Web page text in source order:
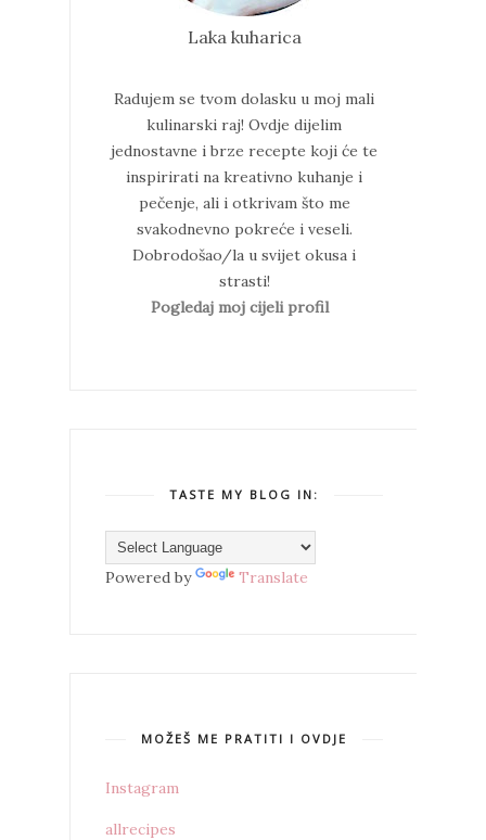
Laka kuharica
Radujem se tvom dolasku u moj mali
kulinarski raj! Ovdje dijelim
jednostavne i brze recepte koji će te
inspirirati na kreativno kuhanje i
pečenje, ali i otkrivam što me
svakodnevno pokreće i veseli.
Dobrodošao/la u svijet okusa i
strasti!
Pogledaj moj cijeli profil
TASTE MY BLOG IN:
Powered by Translate
MOŽEŠ ME PRATITI I OVDJE
Instagram
allrecipes